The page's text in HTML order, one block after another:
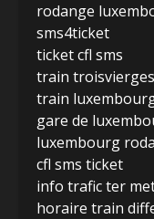
rodange
sms4ticket
ticket cfl sms
train
train
gare de
luxembourg
cfl sms ticket
info trafic ter
horaire train